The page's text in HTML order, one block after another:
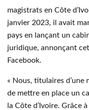
magistrats en Côte
janvier 2023, il avait
pays en lançant un
juridique, annonçant
Facebook.
« Nous, titulaires
de mettre en place un
la Côte d’Ivoire. Grâce